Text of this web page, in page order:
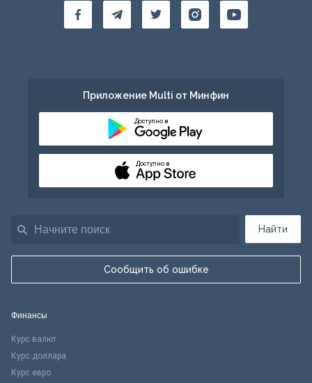
Найти
Сообщить об ошибке
Приложение Multi от Минфин
Доступно в
Доступно в
Финансы
Курс валют
Курс доллара
Курс евро